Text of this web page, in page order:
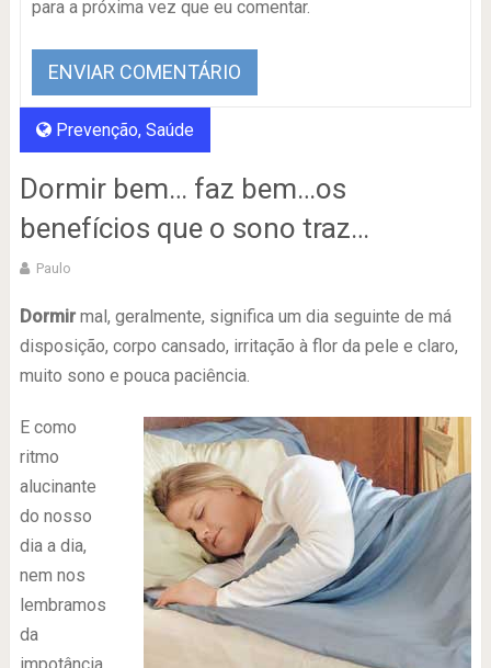
para a próxima vez que eu comentar.
Prevenção, Saúde
Dormir bem… faz bem…os
benefícios que o sono traz…
Paulo
Dormirmal, geralmente, significa um dia seguinte de má
disposição, corpo cansado, irritação à flor da pele e claro,
muito sono e pouca paciência.
E como
ritmo
alucinante
do nosso
dia a dia,
nem nos
lembramos
da
impotância